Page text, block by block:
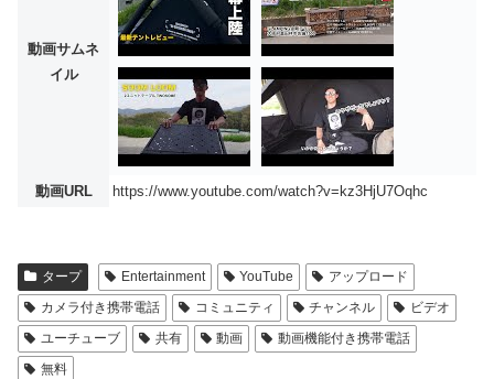
動画サムネ
イル
動画URL https://www.youtube.com/watch?v=kz3HjU7Oqhc
タープ Entertainment YouTube
アップロード
カメラ付き携帯電話
コミュニティ チャンネル
ビデオ
ユーチューブ
共有 動画
動画機能付き携帯電話
無料